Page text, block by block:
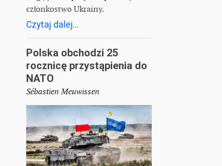
członkostwo Ukrainy.
Czytaj dalej...
Polska obchodzi 25
rocznicę przystąpienia do
NATO
Sébastien Meuwissen